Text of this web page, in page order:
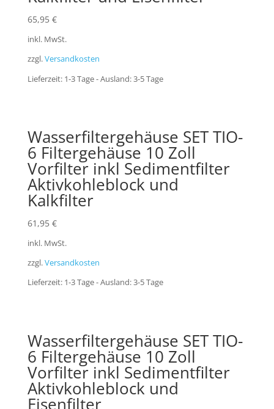
65,95 €
inkl. MwSt.
zzgl.Versandkosten
Lieferzeit: 1-3 Tage - Ausland: 3-5 Tage
Wasserfiltergehäuse SET TIO-
6 Filtergehäuse 10 Zoll
Vorfilter inkl Sedimentfilter
Aktivkohleblock und
Kalkfilter
61,95 €
inkl. MwSt.
zzgl.Versandkosten
Lieferzeit: 1-3 Tage - Ausland: 3-5 Tage
Wasserfiltergehäuse SET TIO-
6 Filtergehäuse 10 Zoll
Vorfilter inkl Sedimentfilter
Aktivkohleblock und
Eisenfilter